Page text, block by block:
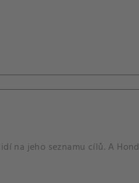
na jeho seznamu cílů. A